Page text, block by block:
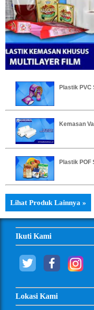
Plastik PVC
Kemasan
Plastik POF
Lihat Produk Lainnya »
Ikuti Kami
Lokasi Kami